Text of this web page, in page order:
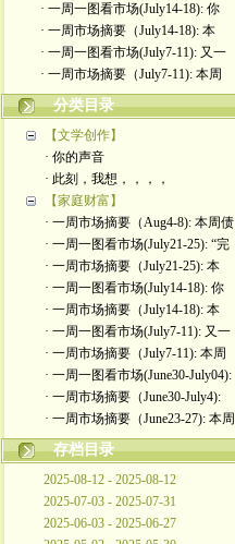
· 一周一图看市场(July14-18): 你
· 一周市场摘要（July14-18): 本
· 一周一图看市场(July7-11): 又一
· 一周市场摘要（July7-11): 本周
分类目录
【文学创作】
· 你的声音
· 此刻，我想，，，，
【家庭财富】
· 一周市场摘要（Aug4-8): 本周债
· 一周一图看市场(July21-25): “完
· 一周市场摘要（July21-25): 本
· 一周一图看市场(July14-18): 你
· 一周市场摘要（July14-18): 本
· 一周一图看市场(July7-11): 又一
· 一周市场摘要（July7-11): 本周
· 一周一图看市场(June30-July04):
· 一周市场摘要（June30-July4):
· 一周市场摘要（June23-27): 本周
存档目录
2025-08-12 - 2025-08-12
2025-07-03 - 2025-07-31
2025-06-03 - 2025-06-27